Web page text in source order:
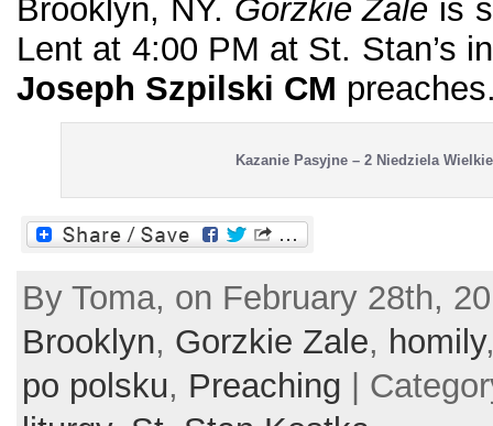
Brooklyn, NY. Gorzkie Zale is
Lent at 4:00 PM at St. Stan’s
Joseph Szpilski CM
Kazanie Pasyjne – 2 Niedziela
By Toma, on February 28th,
Brooklyn, Gorzkie Zale, homily
po polsku, Preaching |